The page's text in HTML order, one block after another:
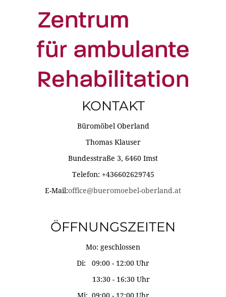
KONTAKT
Büromöbel Oberland
Thomas Klauser
Bundesstraße 3, 6460 Imst
Telefon: +436602629745
E-Mail:office@bueromoebel-oberland.at
ÖFFNUNGSZEITEN
Mo: geschlossen
Di: 09:00 - 12:00 Uhr
13:30 - 16:30 Uhr